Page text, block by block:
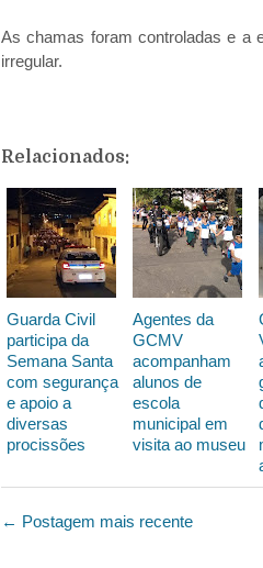
As chamas foram controladas e a
irregular.
Relacionados:
Guarda Civil
participa da
Semana Santa
com segurança
e apoio a
diversas
procissões
Agentes da
GCMV
acompanham
alunos de
escola
municipal em
visita ao museu
← Postagem mais recente